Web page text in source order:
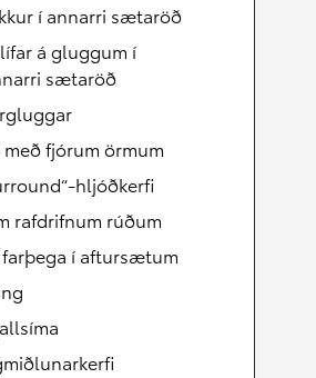
í annarri sætaröð
á gluggum í
sætaröð
fjórum örmum
hljóðkerfi
rafdrifnum rúðum
í aftursætum